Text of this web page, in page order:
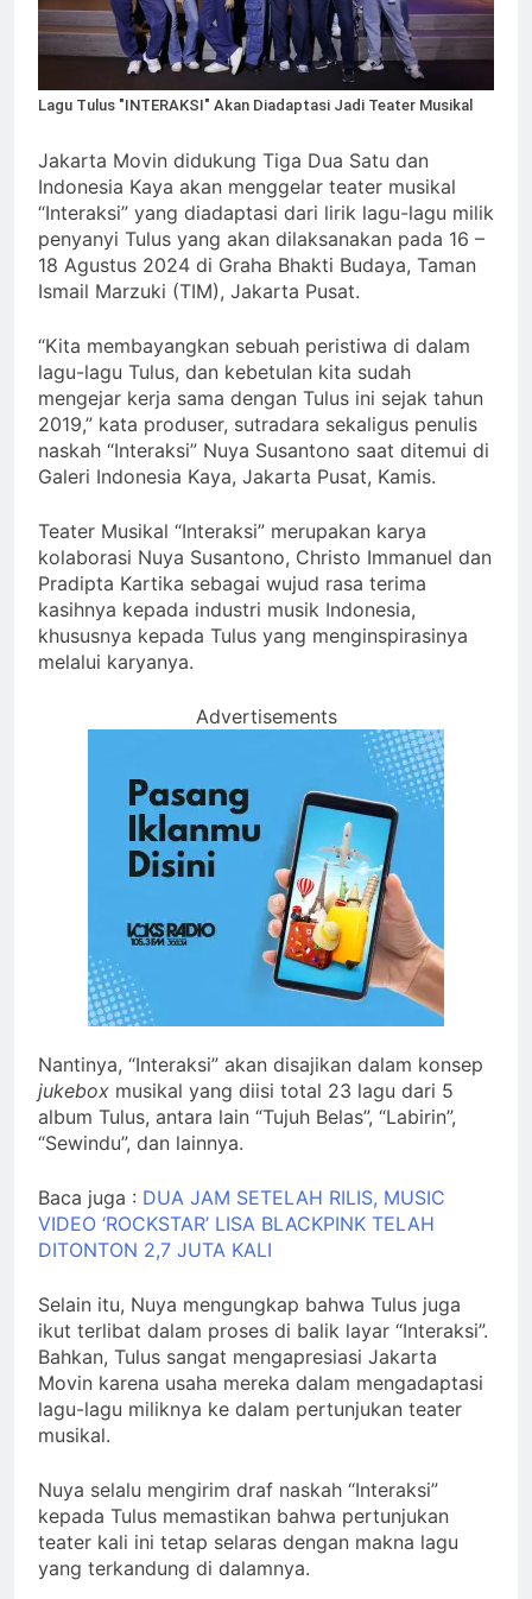
Lagu Tulus "INTERAKSI" Akan Diadaptasi Jadi Teater Musikal
Jakarta Movin didukung Tiga Dua Satu dan
Indonesia Kaya akan menggelar teater musikal
“Interaksi” yang diadaptasi dari lirik lagu-lagu milik
penyanyi Tulus yang akan dilaksanakan pada 16 –
18 Agustus 2024 di Graha Bhakti Budaya, Taman
Ismail Marzuki (TIM), Jakarta Pusat.
“Kita membayangkan sebuah peristiwa di dalam
lagu-lagu Tulus, dan kebetulan kita sudah
mengejar kerja sama dengan Tulus ini sejak tahun
2019,” kata produser, sutradara sekaligus penulis
naskah “Interaksi” Nuya Susantono saat ditemui di
Galeri Indonesia Kaya, Jakarta Pusat, Kamis.
Teater Musikal “Interaksi” merupakan karya
kolaborasi Nuya Susantono, Christo Immanuel dan
Pradipta Kartika sebagai wujud rasa terima
kasihnya kepada industri musik Indonesia,
khususnya kepada Tulus yang menginspirasinya
melalui karyanya.
Advertisements
Nantinya, “Interaksi” akan disajikan dalam konsep
jukebox musikal yang diisi total 23 lagu dari 5
album Tulus, antara lain “Tujuh Belas”, “Labirin”,
“Sewindu”, dan lainnya.
Baca juga : DUA JAM SETELAH RILIS, MUSIC
VIDEO ‘ROCKSTAR’ LISA BLACKPINK TELAH
DITONTON 2,7 JUTA KALI
Selain itu, Nuya mengungkap bahwa Tulus juga
ikut terlibat dalam proses di balik layar “Interaksi”.
Bahkan, Tulus sangat mengapresiasi Jakarta
Movin karena usaha mereka dalam mengadaptasi
lagu-lagu miliknya ke dalam pertunjukan teater
musikal.
Nuya selalu mengirim draf naskah “Interaksi”
kepada Tulus memastikan bahwa pertunjukan
teater kali ini tetap selaras dengan makna lagu
yang terkandung di dalamnya.